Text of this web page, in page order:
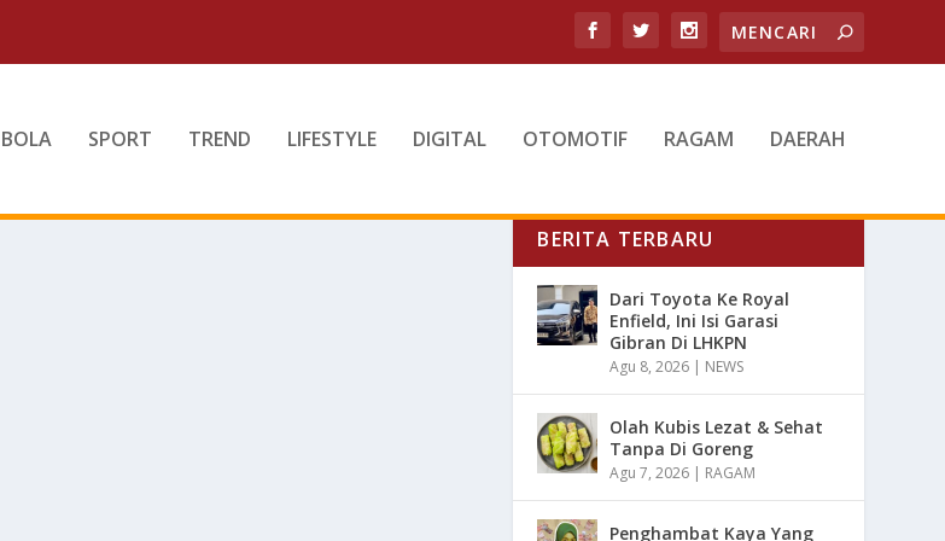
BOLA SPORT TREND LIFESTYLE DIGITAL OTOMOTIF RAGAM DAERAH
BERITA TERBARU
Dari Toyota Ke Royal
Enfield, Ini Isi Garasi
Gibran Di LHKPN
Agu 8, 2026 | NEWS
Olah Kubis Lezat & Sehat
Tanpa Di Goreng
Agu 7, 2026 | RAGAM
Penghambat Kaya Yang